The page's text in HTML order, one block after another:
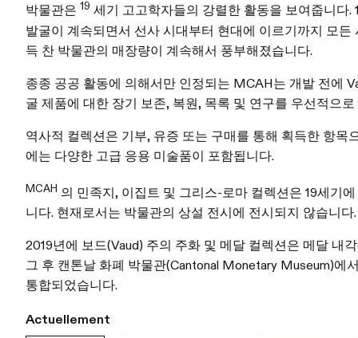
박물관은 19 세기 고고학자들의 강렬한 활동을 보여줍니다.
발굴이 계속되면서 선사 시대부터 현대에 이르기까지 모든
득 찬 박물관의 매장량이 계속해서 풍부해졌습니다.
종종 공공 활동에 의해서만 인정되는 MCAH는 개발 전에
굴 제품에 대한 장기 보존, 복원, 목록 및 연구를 우선적으로
역사적 컬렉션은 기부, 유증 또는 구매를 통해 획득한 항목
에는 다양한 고급 응용 미술품이 포함됩니다.
MCAH
의 민족지, 이집트 및 그리스-로마 컬렉션은 19세기
니다. 현재로서는 박물관의 상설 전시에 전시되지 않습니다.
2019년에 보드(Vaud) 주의 주화 및 메달 컬렉션은 메달 내
그 후 캔톤날 화폐 박물관(Cantonal Monetary Museum)에
통합되었습니다.
Actuellement